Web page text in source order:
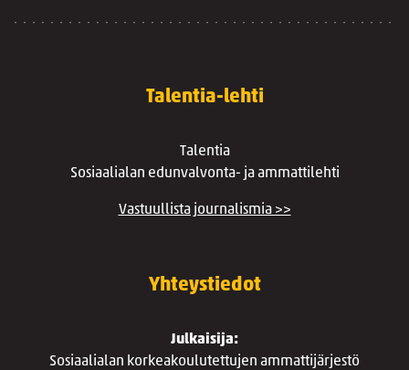
Talentia-lehti
Talentia
Sosiaalialan edunvalvonta- ja ammattilehti
Vastuullista journalismia >>
Yhteystiedot
Julkaisija:
Sosiaalialan korkeakoulutettujen ammattijärjestö